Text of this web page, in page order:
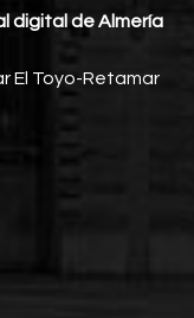
digital de Almería
El Toyo-Retamar